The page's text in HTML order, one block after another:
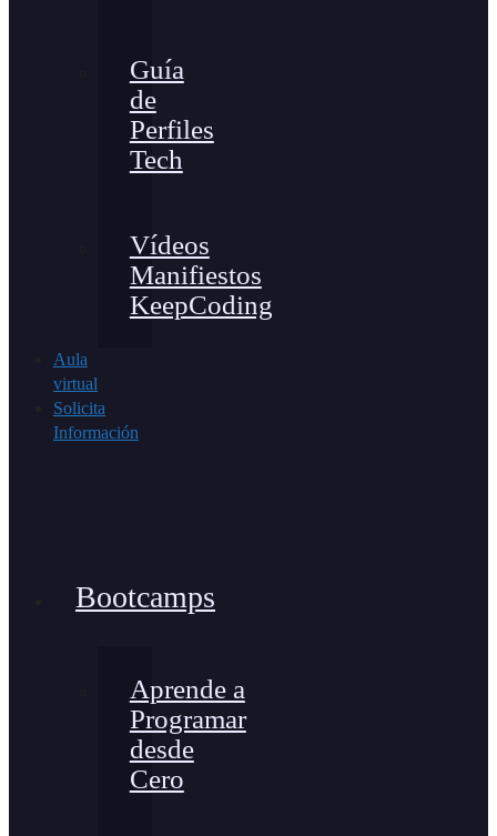
Guía
de
Perfiles
Tech
Vídeos
Manifiestos
KeepCoding
Aula
virtual
Solicita
Información
Bootcamps
Aprende a
Programar
desde
Cero